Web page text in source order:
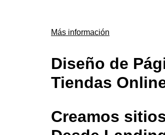
Más información
Diseño de
Tiendas
Creamos